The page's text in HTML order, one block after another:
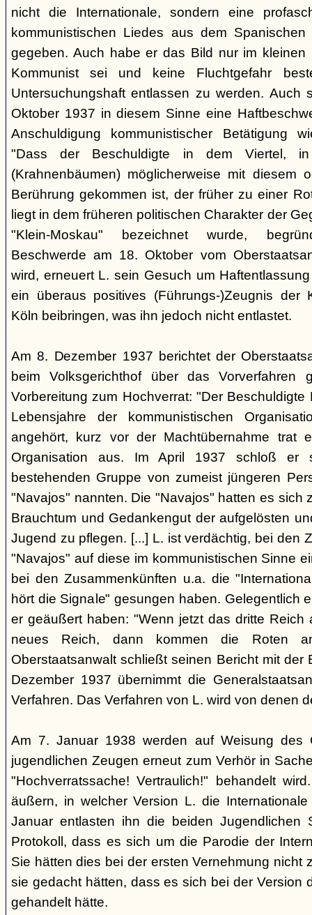
nicht die Internationale, sondern eine
kommunistischen Liedes aus dem
gegeben. Auch habe er das Bild nur im
Kommunist sei und keine Fluchtgefahr
Untersuchungshaft entlassen zu werden. Auch
Oktober 1937 in diesem Sinne eine
Anschuldigung kommunistischer Betätigung
"Dass der Beschuldigte in dem Viertel,
(Krahnenbäumen) möglicherweise mit diesem
Berührung gekommen ist, der früher zu einer
liegt in dem früheren politischen Charakter der
"Klein-Moskau" bezeichnet wurde,
Beschwerde am 18. Oktober vom
wird, erneuert L. sein Gesuch um
ein überaus positives (Führungs-)Zeugnis der
Köln beibringen, was ihn jedoch nicht entlastet.
Am 8. Dezember 1937 berichtet der
beim Volksgerichthof über das Vorverfahren
Vorbereitung zum Hochverrat: "Der
Lebensjahre der kommunistischen
angehört, kurz vor der Machtübernahme trat
Organisation aus. Im April 1937 schloß
bestehenden Gruppe von zumeist jüngeren
"Navajos" nannten. Die "Navajos" hatten es sich
Brauchtum und Gedankengut der aufgelösten
Jugend zu pflegen. [...] L. ist verdächtig, bei den
"Navajos" auf diese im kommunistischen Sinne
bei den Zusammenkünften u.a. die
hört die Signale" gesungen haben. Gelegentlich
er geäußert haben: "Wenn jetzt das dritte Reich
neues Reich, dann kommen die Roten
Oberstaatsanwalt schließt seinen Bericht mit der
Dezember 1937 übernimmt die
Verfahren. Das Verfahren von L. wird von denen
Am 7. Januar 1938 werden auf Weisung des
jugendlichen Zeugen erneut zum Verhör in
"Hochverratssache! Vertraulich!" behandelt
äußern, in welcher Version L. die
Januar entlasten ihn die beiden
Protokoll, dass es sich um die Parodie der
Sie hätten dies bei der ersten Vernehmung nicht
sie gedacht hätten, dass es sich bei der Version
gehandelt hätte.